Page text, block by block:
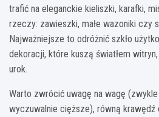
trafić na eleganckie kieliszki, karafki,
rzeczy: zawieszki, małe wazoniki czy
Najważniejsze to odróżnić szkło
dekoracji, które kuszą światłem
urok.
Warto zwrócić uwagę na wagę (zwykle
wyczuwalnie cięższe), równą